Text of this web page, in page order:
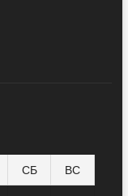
СБ ВС